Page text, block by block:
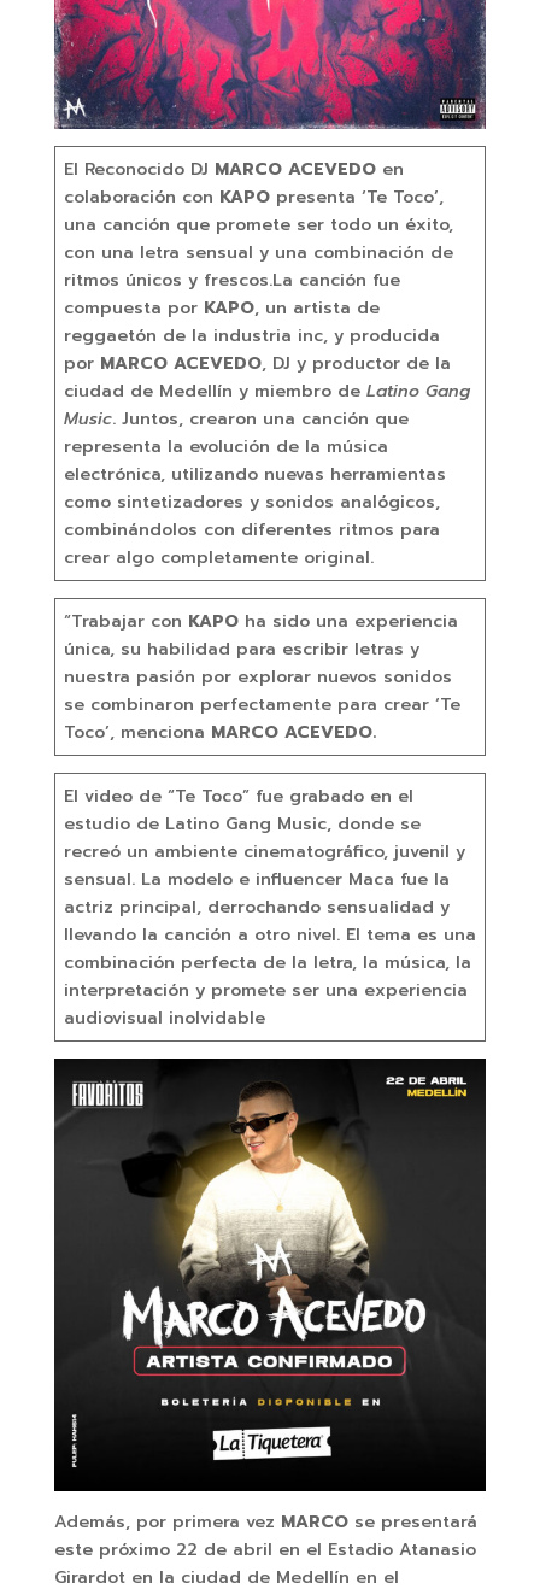
El Reconocido DJ MARCO ACEVEDOen
colaboración con KAPOpresenta ‘Te Toco’,
una canción que promete ser todo un éxito,
con una letra sensual y una combinación de
ritmos únicos y frescos.La canción fue
compuesta por KAPO, un artista de
reggaetón de la industria inc, y producida
por MARCO ACEVEDO, DJ y productor de la
ciudad de Medellín y miembro de Latino Gang
Music. Juntos, crearon una canción que
representa la evolución de la música
electrónica, utilizando nuevas herramientas
como sintetizadores y sonidos analógicos,
combinándolos con diferentes ritmos para
crear algo completamente original.
“Trabajar con KAPOha sido una experiencia
única, su habilidad para escribir letras y
nuestra pasión por explorar nuevos sonidos
se combinaron perfectamente para crear ‘Te
Toco’, menciona MARCO ACEVEDO.
El video de “Te Toco” fue grabado en el
estudio de Latino Gang Music, donde se
recreó un ambiente cinematográfico, juvenil y
sensual. La modelo e influencer Maca fue la
actriz principal, derrochando sensualidad y
llevando la canción a otro nivel. El tema es una
combinación perfecta de la letra, la música, la
interpretación y promete ser una experiencia
audiovisual inolvidable
Además, por primera vez MARCOse presentará
este próximo 22 de abril en el Estadio Atanasio
Girardot en la ciudad de Medellín en el